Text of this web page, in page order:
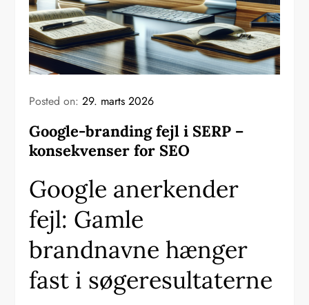
Posted on:29. marts 2026
Google-branding fejl i SERP –
konsekvenser for SEO
Google anerkender
fejl: Gamle
brandnavne hænger
fast i søgeresultaterne